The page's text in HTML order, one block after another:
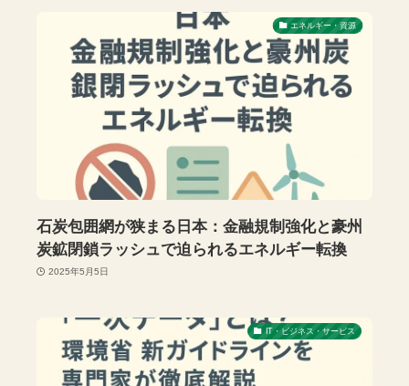
エネルギー・資源
石炭包囲網が狭まる日本：金融規制強化と豪州
炭鉱閉鎖ラッシュで迫られるエネルギー転換
2025年5月5日
IT・ビジネス・サービス